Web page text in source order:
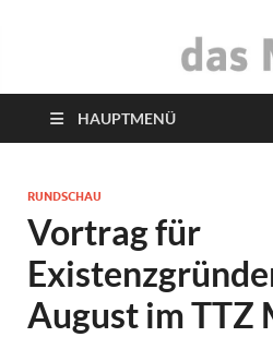
das
HAUPTMENÜ
RUNDSCHAU
Vortrag für
August im TTZ